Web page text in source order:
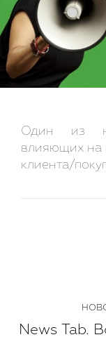
Один из
влияющих на
клиента/
News Tab.